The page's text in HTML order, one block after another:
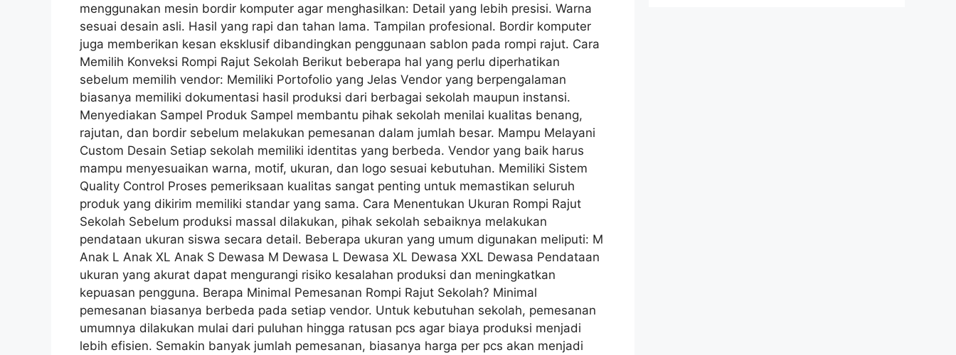
menggunakan mesin bordir komputer agar menghasilkan: Detail yang lebih presisi. Warna
sesuai desain asli. Hasil yang rapi dan tahan lama. Tampilan profesional. Bordir komputer
juga memberikan kesan eksklusif dibandingkan penggunaan sablon pada rompi rajut. Cara
Memilih Konveksi Rompi Rajut Sekolah Berikut beberapa hal yang perlu diperhatikan
sebelum memilih vendor: Memiliki Portofolio yang Jelas Vendor yang berpengalaman
biasanya memiliki dokumentasi hasil produksi dari berbagai sekolah maupun instansi.
Menyediakan Sampel Produk Sampel membantu pihak sekolah menilai kualitas benang,
rajutan, dan bordir sebelum melakukan pemesanan dalam jumlah besar. Mampu Melayani
Custom Desain Setiap sekolah memiliki identitas yang berbeda. Vendor yang baik harus
mampu menyesuaikan warna, motif, ukuran, dan logo sesuai kebutuhan. Memiliki Sistem
Quality Control Proses pemeriksaan kualitas sangat penting untuk memastikan seluruh
produk yang dikirim memiliki standar yang sama. Cara Menentukan Ukuran Rompi Rajut
Sekolah Sebelum produksi massal dilakukan, pihak sekolah sebaiknya melakukan
pendataan ukuran siswa secara detail. Beberapa ukuran yang umum digunakan meliputi: M
Anak L Anak XL Anak S Dewasa M Dewasa L Dewasa XL Dewasa XXL Dewasa Pendataan
ukuran yang akurat dapat mengurangi risiko kesalahan produksi dan meningkatkan
kepuasan pengguna. Berapa Minimal Pemesanan Rompi Rajut Sekolah? Minimal
pemesanan biasanya berbeda pada setiap vendor. Untuk kebutuhan sekolah, pemesanan
umumnya dilakukan mulai dari puluhan hingga ratusan pcs agar biaya produksi menjadi
lebih efisien. Semakin banyak jumlah pemesanan, biasanya harga per pcs akan menjadi